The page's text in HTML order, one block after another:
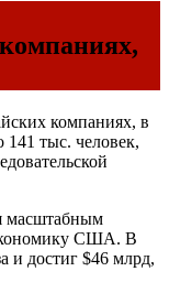
компаниях, в
141 тыс. человек,
масштабным
США. В
и достиг $46 млрд,